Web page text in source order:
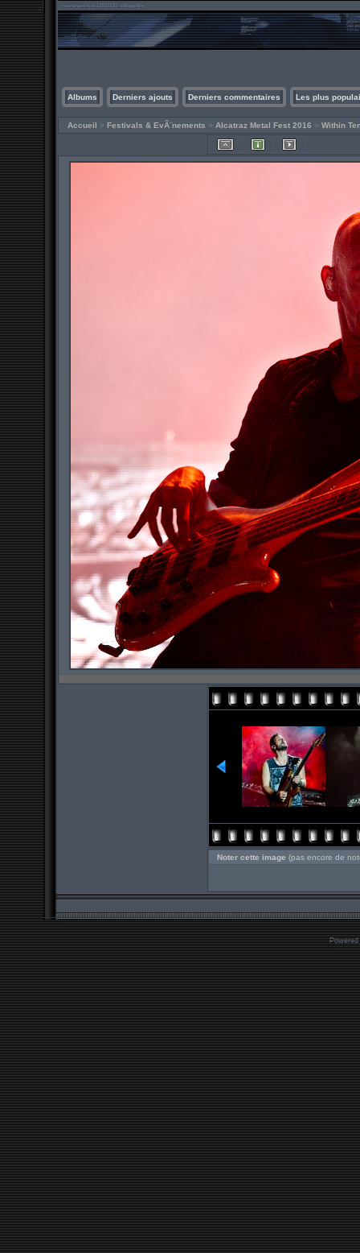
Albums Derniers ajouts Derniers commentaires Les plus
Accueil > Festivals & EvÃ¨nements > Alcatraz Metal Fest 2016 > Within
Noter cette image (pas encore de